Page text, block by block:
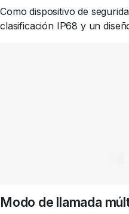
Como dispositivo de
clasificación IP68 y un
Modo de llamada